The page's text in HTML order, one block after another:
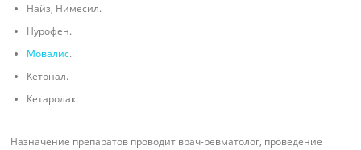
Найз, Нимесил.
Нурофен.
Мовалис.
Кетонал.
Кетаролак.
Назначение препаратов проводит врач-ревматолог, проведение